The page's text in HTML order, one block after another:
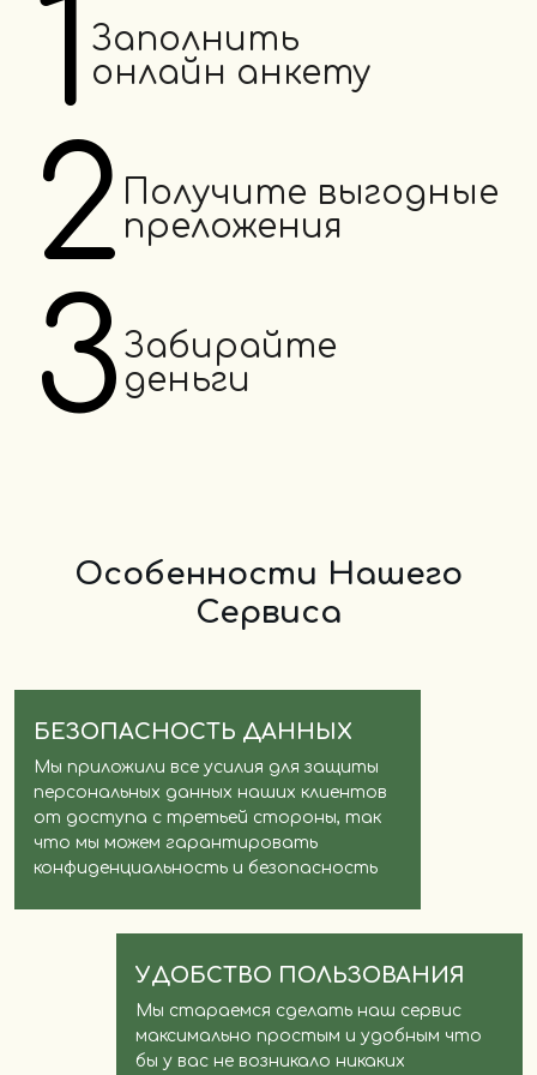
1 Заполнить
онлайн анкету
2 Получите выгодные
преложения
3 Забирайте
деньги
Особенности Нашего
Сервиса
БЕЗОПАСНОСТЬ ДАННЫХ
Мы приложили все усилия для защиты
персональных данных наших клиентов
от доступа с третьей стороны, так
что мы можем гарантировать
конфиденциальность и безопасность
УДОБСТВО ПОЛЬЗОВАНИЯ
Мы стараемся сделать наш сервис
максимально простым и удобным что
бы у вас не возникало никаких